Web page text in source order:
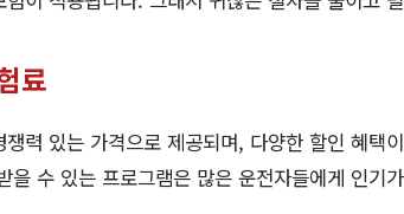
료
쟁력 있는 가격으로 제공되며, 다양한 할인 혜택
을 수 있는 프로그램은 많은 운전자들에게 인기